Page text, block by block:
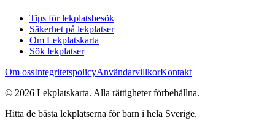
Tips för lekplatsbesök
Säkerhet på lekplatser
Om Lekplatskarta
Sök lekplatser
Om ossIntegritetspolicyAnvändarvillkorKontakt
© 2026 Lekplatskarta. Alla rättigheter förbehållna.
Hitta de bästa lekplatserna för barn i hela Sverige.